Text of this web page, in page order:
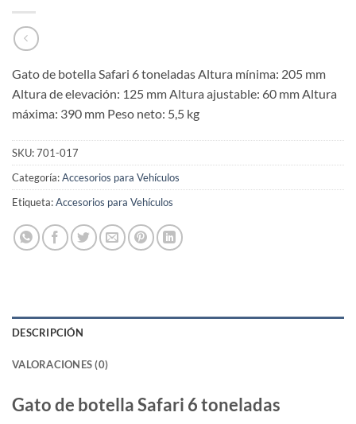
Gato de botella Safari 6 toneladas Altura mínima: 205 mm
Altura de elevación: 125 mm Altura ajustable: 60 mm Altura
máxima: 390 mm Peso neto: 5,5 kg
SKU:701-017
Categoría:Accesorios para Vehículos
Etiqueta:Accesorios para Vehículos
DESCRIPCIÓN
VALORACIONES (0)
Gato de botella Safari 6 toneladas